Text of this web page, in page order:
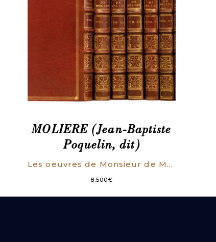
MOLIERE (Jean-Baptiste
Poquelin, dit)
Les oeuvres de Monsieur de Molière. Reveuës, corrigées & augmentées. Enrichies de figures en taille-douce. [Suivi de: “Les Oeuvres posthumes” pour les volumes VII et VIII].
8.500€